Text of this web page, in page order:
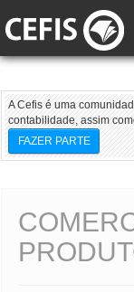
A Cefis é uma
contabilidade, assim
FAZER PARTE